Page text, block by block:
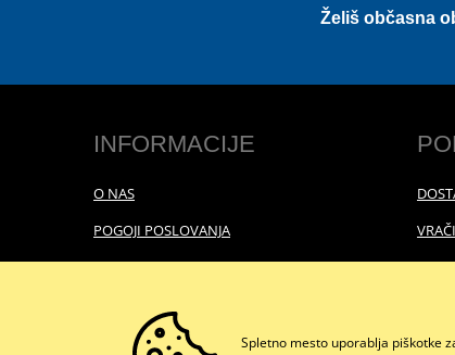
Želiš občasna
INFORMACIJE
O NAS
POGOJI POSLOVANJA
POLITIKA ZASEBNOSTI
Spletno mesto uporablja piškotke